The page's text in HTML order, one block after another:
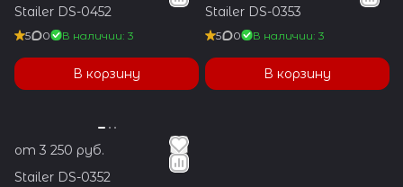
Stailer DS-0452
5 0 В наличии: 3
В корзину
Stailer DS-0353
5 0 В наличии: 3
В корзину
от 3 250 руб.
Stailer DS-0352